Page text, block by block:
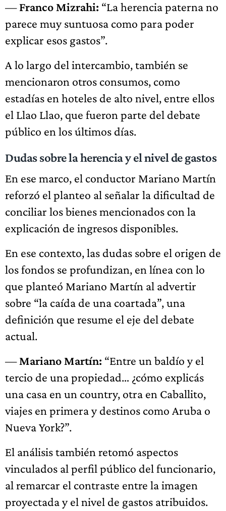
—Franco Mizrahi: “La herencia paterna no
parece muy suntuosa como para poder
explicar esos gastos”.
A lo largo del intercambio, también se
mencionaron otros consumos, como
estadías en hoteles de alto nivel, entre ellos
el Llao Llao, que fueron parte del debate
público en los últimos días.
Dudas sobre la herencia y el nivel de gastos
En ese marco, el conductor Mariano Martín
reforzó el planteo al señalar la dificultad de
conciliar los bienes mencionados con la
explicación de ingresos disponibles.
En ese contexto, las dudas sobre el origen de
los fondos se profundizan, en línea con lo
que planteó Mariano Martín al advertir
sobre “la caída de una coartada”, una
definición que resume el eje del debate
actual.
—Mariano Martín: “Entre un baldío y el
tercio de una propiedad… ¿cómo explicás
una casa en un country, otra en Caballito,
viajes en primera y destinos como Aruba o
Nueva York?”.
El análisis también retomó aspectos
vinculados al perfil público del funcionario,
al remarcar el contraste entre la imagen
proyectada y el nivel de gastos atribuidos.